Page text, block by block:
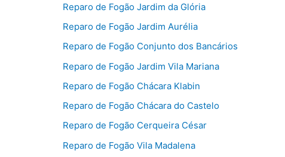
Reparo de Fogão Jardim da Glória
Reparo de Fogão Jardim Aurélia
Reparo de Fogão Conjunto dos Bancários
Reparo de Fogão Jardim Vila Mariana
Reparo de Fogão Chácara Klabin
Reparo de Fogão Chácara do Castelo
Reparo de Fogão Cerqueira César
Reparo de Fogão Vila Madalena